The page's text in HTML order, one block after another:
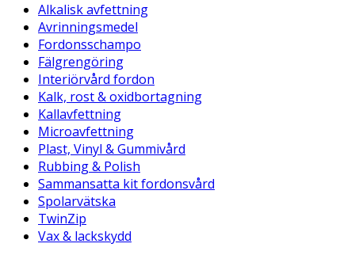
Alkalisk avfettning
Avrinningsmedel
Fordonsschampo
Fälgrengöring
Interiörvård fordon
Kalk, rost & oxidbortagning
Kallavfettning
Microavfettning
Plast, Vinyl & Gummivård
Rubbing & Polish
Sammansatta kit fordonsvård
Spolarvätska
TwinZip
Vax & lackskydd